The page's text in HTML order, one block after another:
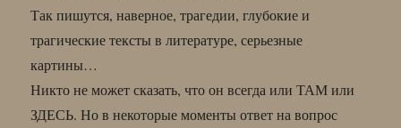
Так пишутся, наверное, трагедии, глубокие и
трагические тексты в литературе, серьезные
картины…
Никто не может сказать, что он всегда или ТАМ или
ЗДЕСЬ. Но в некоторые моменты ответ на вопрос